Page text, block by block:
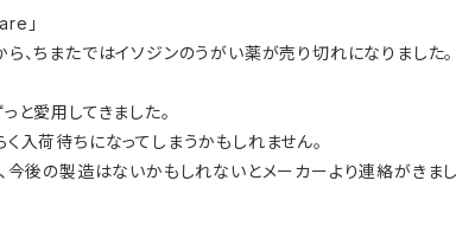
」
、ちまたではイソジンのうがい薬が売り切れになりました。
と愛用してきました。
入荷待ちになってしまうかもしれません。
今後の製造はないかもしれないとメーカーより連絡がきまし